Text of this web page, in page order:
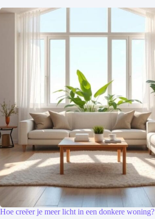
Hoe creëer je meer licht in een donkere woning?